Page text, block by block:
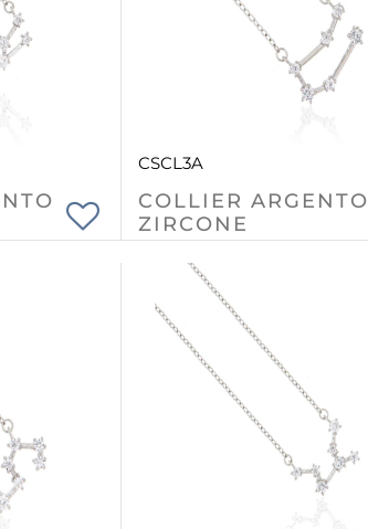
CSCL3A
COLLIER ARGENTO
ZIRCONE